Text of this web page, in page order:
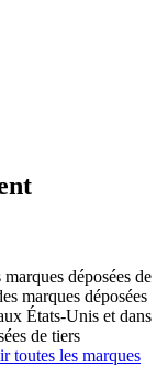
déposées de
marques déposées
États-Unis et dans
de tiers
toutes les marques